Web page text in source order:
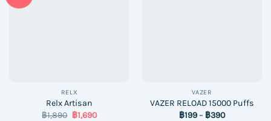
RELX
Relx Artisan
฿1,890 Original
฿1,690Current
VAZER
VAZER RELOAD 15000 Puffs
฿199– ฿390